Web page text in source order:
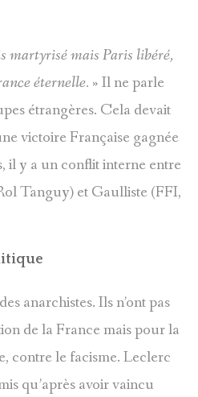
martyrisé mais Paris libéré,
éternelle. » Il ne parle
étrangères. Cela devait
victoire Française gagnée
il y a un conflit interne entre
Tanguy) et Gaulliste (FFI,
anarchistes. Ils n’ont pas
de la France mais pour la
contre le facisme. Leclerc
qu’après avoir vaincu